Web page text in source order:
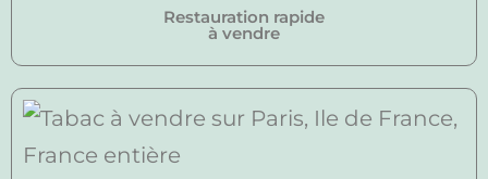
Restauration rapide
à vendre